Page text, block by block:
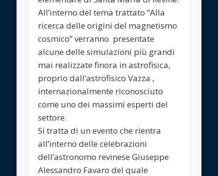
All’interno del tema trattato “Alla
ricerca delle origini del magnetismo
cosmico” verranno presentate
alcune delle simulazioni più grandi
mai realizzate finora in astrofisica,
proprio dall’astrofisico Vazza ,
internazionalmente riconosciuto
come uno dei massimi esperti del
settore.
Si tratta di un evento che rientra
all’interno delle celebrazioni
dell’astronomo revinese Giuseppe
Alessandro Favaro del quale